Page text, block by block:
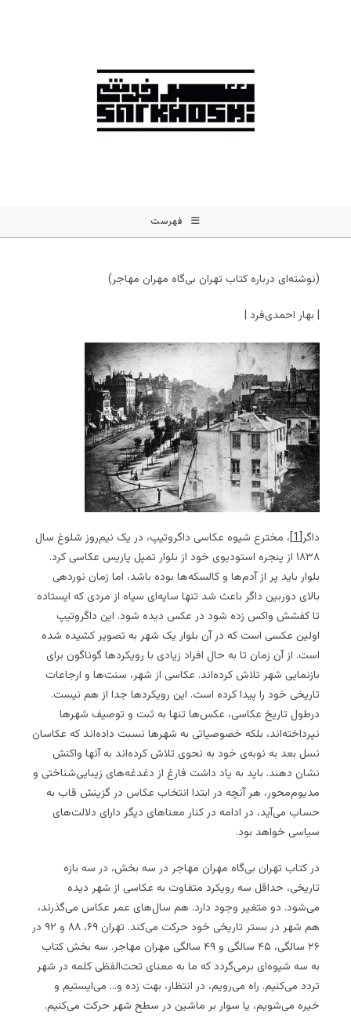
فهرست
(نوشته‌ای درباره کتاب تهران بی‌گاه مهران مهاجر)
| بهار احمدی‌فرد |
داگر[1] ، مخترع شیوه عکاسی داگروتیپ، در یک نیم‌روز شلوغ سال
۱۸۳۸ از پنجره استودیوی خود از بلوار تمپل پاریس عکاسی کرد.
بلوار باید پر از آدم‌ها و کالسکه‌ها بوده باشد، اما زمان‌ نوردهی
بالای دوربین داگر باعث شد تنها سایه‌ای سیاه از مردی که ایستاده
تا کفشش واکس زده شود در عکس دیده ‌شود. این داگروتیپ
اولین عکسی است که در آن بلوار یک شهر به تصویر کشیده شده
است. از آن زمان تا به حال افراد زیادی با رویکردها گوناگون برای
بازنمایی شهر تلاش کرده‌اند. عکاسی از شهر، سنت‌ها و ارجاعات
تاریخی خود را پیدا کرده‌ است. این رویکردها جدا از هم نیست.
درطول تاریخ عکاسی، عکس‌ها تنها به ثبت و توصیف شهرها
نپرداخته‌اند، بلکه خصوصیاتی به شهرها نسبت داده‌اند که عکاسان
نسل بعد به نوبه‌ی خود به نحوی تلاش‌ کرده‌اند به آنها واکنش
نشان دهند. باید به یاد داشت فارغ از دغدغه‌های زیبایی‌شناختی و
مدیوم‌محور، هر آنچه در ابتدا انتخاب عکاس در گزینش قاب به
حساب می‌آید، در ادامه در کنار معناهای دیگر دارای دلالت‌های
سیاسی خواهد بود.
در کتاب تهران بی‌گاه مهران مهاجر در سه بخش، در سه بازه
تاریخی، حداقل سه رویکرد متفاوت به عکاسی از شهر دیده
می‌شود. دو متغیر وجود دارد. هم سال‌های عمر عکاس می‌گذرند،
هم شهر در بستر تاریخی خود حرکت می‌کند. تهران ۶۹، ۸۸ و ۹۲ در
۲۶ سالگی، ۴۵ سالگی و ۴۹ سالگی مهران مهاجر. سه بخش کتاب
به سه شیوه‌ای برمی‌گردد که ما به معنای تحت‌الفظی کلمه در شهر
تردد می‌کنیم. راه می‌رویم، در انتظار، بهت زده و… می‌ایستیم و
خیره می‌شویم، یا سوار بر ماشین در سطح شهر حرکت می‌کنیم.